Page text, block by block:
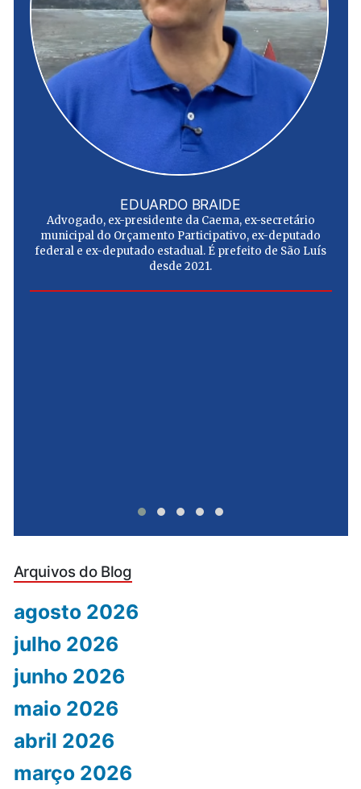
EDUARDO BRAIDE
Advogado, ex-presidente da Caema, ex-secretário
municipal do Orçamento Participativo, ex-deputado
federal e ex-deputado estadual. É prefeito de São Luís
desde 2021.
Arquivos do Blog
agosto 2026
julho 2026
junho 2026
maio 2026
abril 2026
março 2026